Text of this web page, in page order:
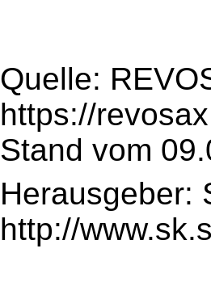
Quelle:
https://
Stand vom
Herausgeber:
http://